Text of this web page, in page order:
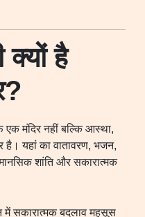
क्यों है
एक मंदिर नहीं बल्कि आस्था,
है। यहां का वातावरण, भजन,
शांति और सकारात्मक
में सकारात्मक बदलाव महसूस